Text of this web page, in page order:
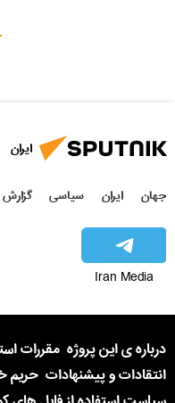
ایران
جهان ایران سیاسی
Iran Media
درباره ی این پروژه مقررات
انتقادات و پیشنهادات